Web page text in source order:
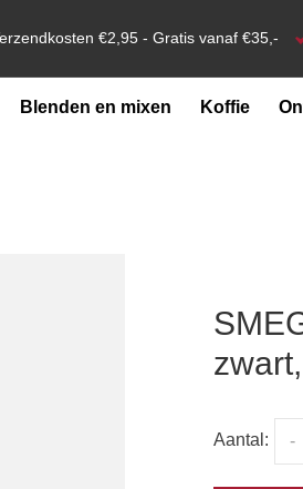
€2,95 - Gratis vanaf €35,-
Blenden en mixen Koffie
Aantal: -